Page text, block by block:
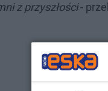
z przyszłości-